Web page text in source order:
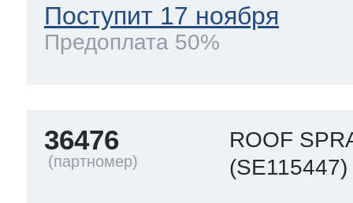
Поступит 17 ноября
Предоплата 50%
36476
ROOF
(SE115447)